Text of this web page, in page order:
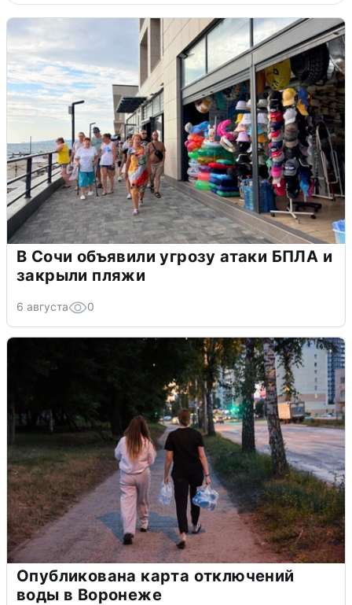
В Сочи объявили угрозу атаки БПЛА и
закрыли пляжи
6 августа 0
Опубликована карта отключений
воды в Воронеже